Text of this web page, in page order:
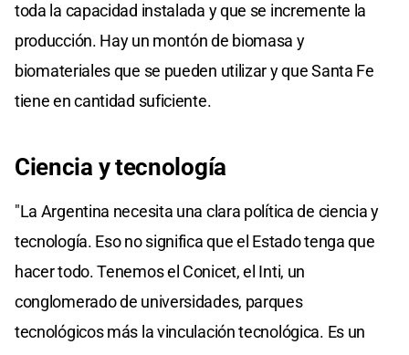
toda la capacidad instalada y que se incremente la
producción. Hay un montón de biomasa y
biomateriales que se pueden utilizar y que Santa Fe
tiene en cantidad suficiente.
Ciencia y tecnología
"La Argentina necesita una clara política de ciencia y
tecnología. Eso no significa que el Estado tenga que
hacer todo. Tenemos el Conicet, el Inti, un
conglomerado de universidades, parques
tecnológicos más la vinculación tecnológica. Es un